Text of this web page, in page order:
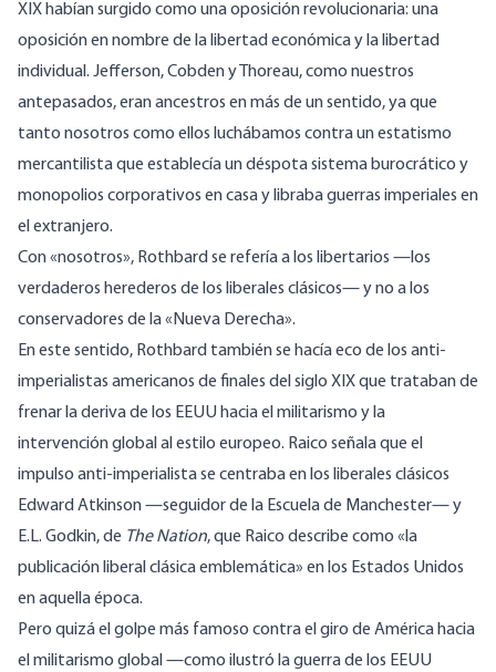
XIX habían surgido como una oposición revolucionaria: una
oposición en nombre de la libertad económica y la libertad
individual. Jefferson, Cobden y Thoreau, como nuestros
antepasados, eran ancestros en más de un sentido, ya que
tanto nosotros como ellos luchábamos contra un estatismo
mercantilista que establecía un déspota sistema burocrático y
monopolios corporativos en casa y libraba guerras imperiales en
el extranjero.
Con «nosotros», Rothbard se refería a los libertarios —los
verdaderos herederos de los liberales clásicos— y no a los
conservadores de la «Nueva Derecha».
En este sentido, Rothbard también se hacía eco de los anti-
imperialistas americanos de finales del siglo XIX que trataban de
frenar la deriva de los EEUU hacia el militarismo y la
intervención global al estilo europeo. Raico señala que el
impulso anti-imperialista se centraba en los liberales clásicos
Edward Atkinson —seguidor de la Escuela de Manchester— y
E.L. Godkin, de The Nation, que Raico describe como «la
publicación liberal clásica emblemática» en los Estados Unidos
en aquella época.
Pero quizá el golpe más famoso contra el giro de América hacia
el militarismo global —como ilustró la guerra de los EEUU